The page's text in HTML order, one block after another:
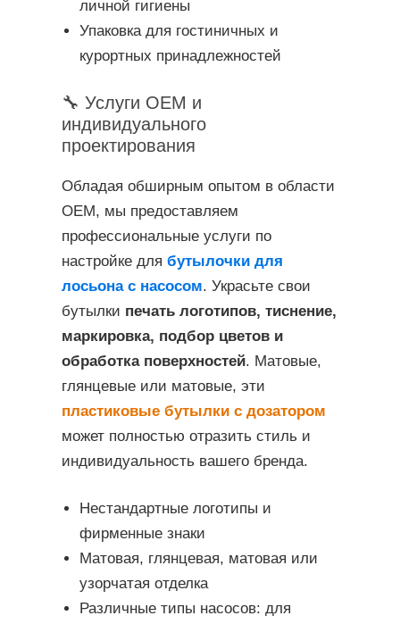
личной гигиены
Упаковка для гостиничных и
курортных принадлежностей
🔧 Услуги OEM и
индивидуального
проектирования
Обладая обширным опытом в области
OEM, мы предоставляем
профессиональные услуги по
настройке для бутылочки для
лосьона с насосом. Украсьте свои
бутылки печать логотипов, тиснение,
маркировка, подбор цветов и
обработка поверхностей. Матовые,
глянцевые или матовые, эти
пластиковые бутылки с дозатором
может полностью отразить стиль и
индивидуальность вашего бренда.
Нестандартные логотипы и
фирменные знаки
Матовая, глянцевая, матовая или
узорчатая отделка
Различные типы насосов: для